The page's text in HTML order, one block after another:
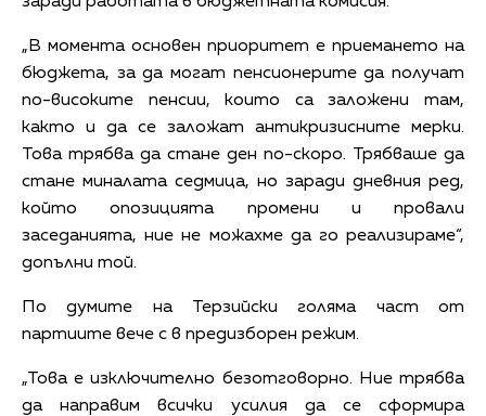
„В момента основен приоритет е приемането на
бюджета, за да могат пенсионерите да получат
по-високите пенсии, които са заложени там,
както и да се заложат антикризисните мерки.
Това трябва да стане ден по-скоро. Трябваше да
стане миналата седмица, но заради дневния ред,
който опозицията промени и провали
заседанията, ние не можахме да го реализираме“,
допълни той.
По думите на Терзийски голяма част от
партиите вече с в предизборен режим.
„Това е изключително безотговорно. Ние трябва
да направим всички усилия да се сформира